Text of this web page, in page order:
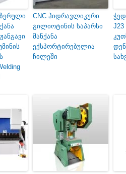
CNC ჰიდრავლიკური
გილიოტინის საპარსი
მანქანა
ექსპორტირებულია
ჩილეში